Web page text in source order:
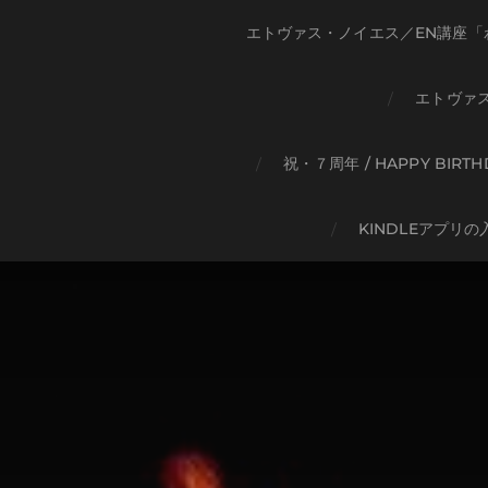
エトヴァス・ノイエス／EN講座
エトヴァ
祝・７周年 / HAPPY
KINDLEアプリの